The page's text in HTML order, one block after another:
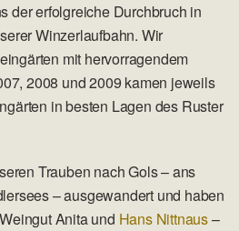
der erfolgreiche Durchbruch in
Winzerlaufbahn. Wir
mit hervorragendem
2008 und 2009 kamen jeweils
in besten Lagen des Ruster
Trauben nach Gols – ans
– ausgewandert und haben
Anita und Hans Nittnaus–